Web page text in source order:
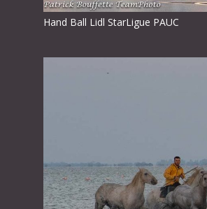
Hand Ball Lidl StarLigue PAUC